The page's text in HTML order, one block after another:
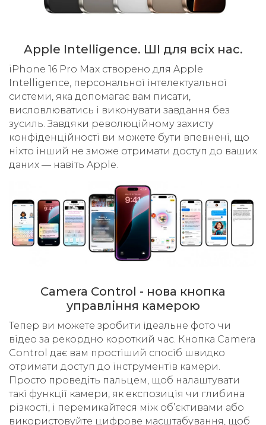
Apple Intelligence. ШІ для всіх нас.
iPhone 16 Pro Max створено для Apple
Intelligence, персональної інтелектуальної
системи, яка допомагає вам писати,
висловлюватись і виконувати завдання без
зусиль. Завдяки революційному захисту
конфіденційності ви можете бути впевнені, що
ніхто інший не зможе отримати доступ до ваших
даних — навіть Apple.
Camera Control - нова кнопка
управління камерою
Тепер ви можете зробити ідеальне фото чи
відео за рекордно короткий час. Кнопка Camera
Control дає вам простіший спосіб швидко
отримати доступ до інструментів камери.
Просто проведіть пальцем, щоб налаштувати
такі функції камери, як експозиція чи глибина
різкості, і перемикайтеся між об’єктивами або
використовуйте цифрове масштабування, щоб